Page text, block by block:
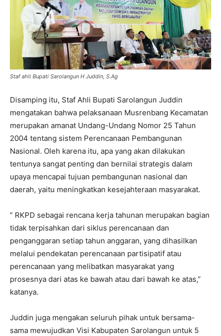
Staf ahli Bupati Sarolangun H Juddin, S.Ag
Disamping itu, Staf Ahli Bupati Sarolangun Juddin
mengatakan bahwa pelaksanaan Musrenbang Kecamatan
merupakan amanat Undang-Undang Nomor 25 Tahun
2004 tentang sistem Perencanaan Pembangunan
Nasional. Oleh karena itu, apa yang akan dilakukan
tentunya sangat penting dan bernilai strategis dalam
upaya mencapai tujuan pembangunan nasional dan
daerah, yaitu meningkatkan kesejahteraan masyarakat.
” RKPD sebagai rencana kerja tahunan merupakan bagian
tidak terpisahkan dari siklus perencanaan dan
penganggaran setiap tahun anggaran, yang dihasilkan
melalui pendekatan perencanaan partisipatif atau
perencanaan yang melibatkan masyarakat yang
prosesnya dari atas ke bawah atau dari bawah ke atas,”
katanya.
Juddin juga mengakan seluruh pihak untuk bersama-
sama mewujudkan Visi Kabupaten Sarolangun untuk 5